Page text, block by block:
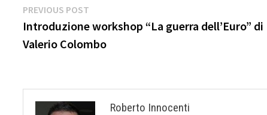
Navigazione
articoli
PREVIOUS POST
post:
Introduzione workshop “La guerra dell’Euro” di
Valerio Colombo
Roberto Innocenti